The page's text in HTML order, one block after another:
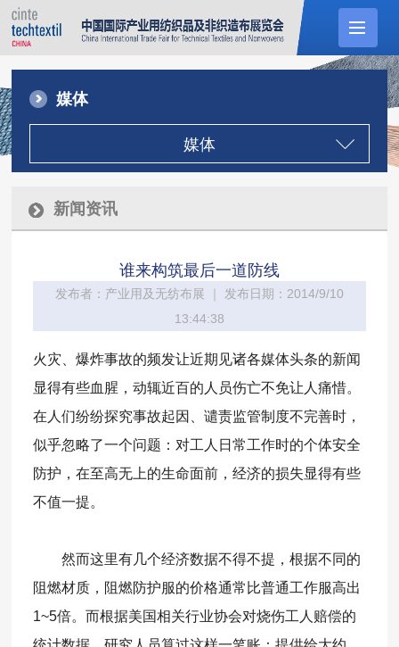
媒体
媒体
新闻资讯
谁来构筑最后一道防线
发布者：产业用及无纺布展 ｜ 发布日期：2014/9/10
13:44:38
火灾、爆炸事故的频发让近期见诸各媒体头条的新闻
显得有些血腥，动辄近百的人员伤亡不免让人痛惜。
在人们纷纷探究事故起因、谴责监管制度不完善时，
似乎忽略了一个问题：对工人日常工作时的个体安全
防护，在至高无上的生命面前，经济的损失显得有些
不值一提。
然而这里有几个经济数据不得不提，根据不同的
阻燃材质，阻燃防护服的价格通常比普通工作服高出
1~5倍。而根据美国相关行业协会对烧伤工人赔偿的